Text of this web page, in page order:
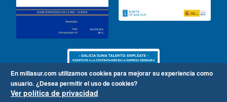
En millasur.com utilizamos cookies para mejorar su experiencia como
usuario. ¿Desea permitir el uso de cookies?
Ver política de privacidad